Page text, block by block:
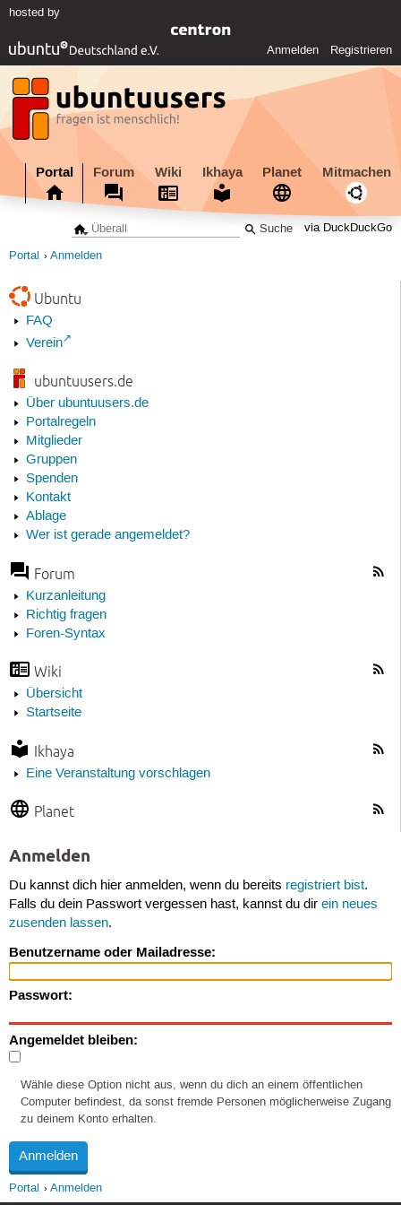
hosted by
Anmelden Registrieren
Portal Forum Wiki Ikhaya Planet Mitmachen
via DuckDuckGo
Portal Anmelden
Ubuntu
FAQ
Verein
ubuntuusers.de
Über ubuntuusers.de
Portalregeln
Mitglieder
Gruppen
Spenden
Kontakt
Ablage
Wer ist gerade angemeldet?
Forum
Kurzanleitung
Richtig fragen
Foren-Syntax
Wiki
Übersicht
Startseite
Ikhaya
Eine Veranstaltung vorschlagen
Planet
Anmelden
Du kannst dich hier anmelden, wenn du bereits registriert bist.
Falls du dein Passwort vergessen hast, kannst du dir ein neues
zusenden lassen.
Benutzername oder Mailadresse:
Passwort:
Angemeldet bleiben:
Wähle diese Option nicht aus, wenn du dich an einem öffentlichen
Computer befindest, da sonst fremde Personen möglicherweise Zugang
zu deinem Konto erhalten.
Portal Anmelden